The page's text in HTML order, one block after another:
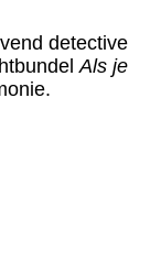
detective
Als je